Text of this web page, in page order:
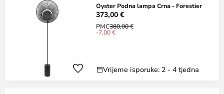
Oyster Podna lampa Crna - Forestier
373,00 €
PMC380,00 €
-7,00 €
Vrijeme isporuke: 2 - 4 tjedna